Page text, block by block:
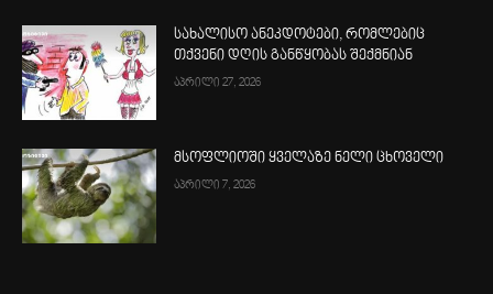
სახალისო ანეკდოტები, რომლებიც
თქვენი დღის განწყობას შექმნიან
აპრილი 27, 2026
მსოფლიოში ყველაზე ნელი ცხოველი
აპრილი 7, 2026